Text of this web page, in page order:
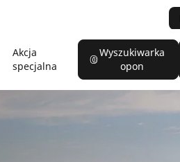
Akcja
specjalna
Wyszukiwarka
opon